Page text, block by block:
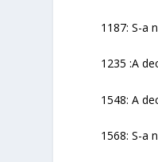
1187: S-a
1235 :A
1548: A
1568: S-a